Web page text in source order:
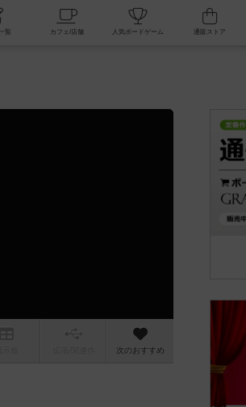
掲示板一覧 カフェ/店舗 人気ボードゲーム
次のおすすめ